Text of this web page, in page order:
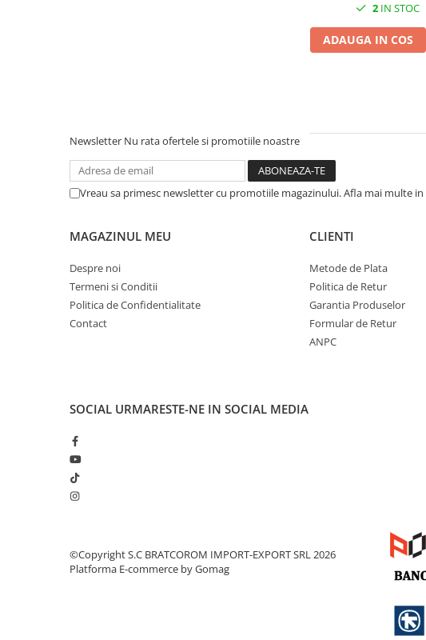
Solutii geamuri
Solutii universale
Aparate pentru stropit gradina
Aspersoare
Furtunuri gradinarit
Ghivece si suporturi
Lampi solare
Lopeti si unelte deszapezit
Mobilier gradina
Mufe si conectori irigare
Pavaje si borduri
2IN STOC
ADAUGA IN COS
Newsletter Nu rata ofertele si promotiile noastre
Vreau sa primesc newsletter cu promotiile magazinului. Afla mai multe in
MAGAZINUL MEU
Despre noi
Termeni si Conditii
Politica de Confidentialitate
Contact
CLIENTI
Metode de Plata
Politica de Retur
Garantia Produselor
Formular de Retur
ANPC
SOCIAL URMARESTE-NE IN SOCIAL MEDIA
©Copyright S.C BRATCOROM IMPORT-EXPORT SRL 2026
Platforma E-commerce by Gomag